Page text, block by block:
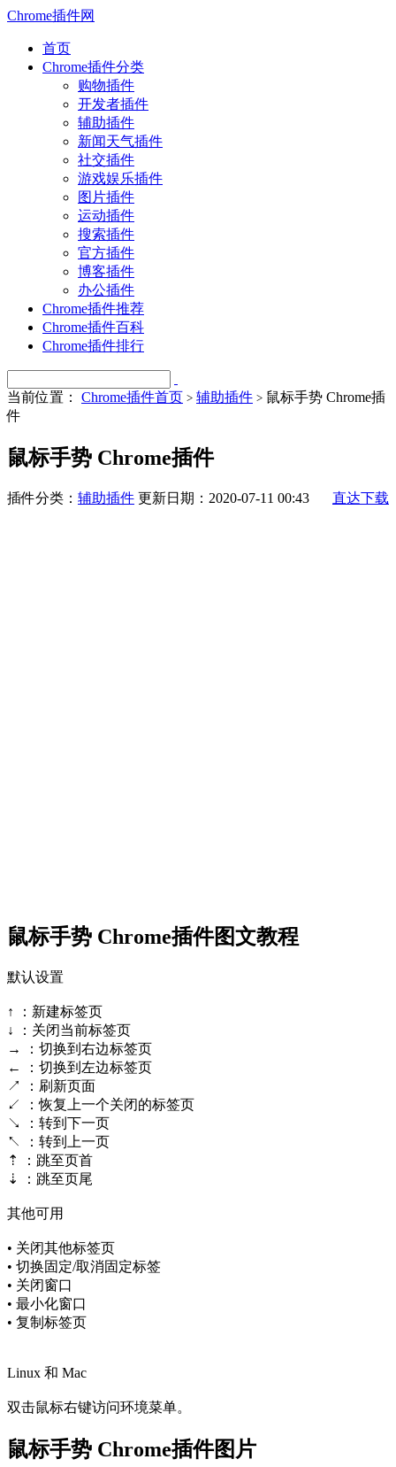
Chrome插件网
首页
Chrome插件分类
购物插件
开发者插件
辅助插件
新闻天气插件
社交插件
游戏娱乐插件
图片插件
运动插件
搜索插件
官方插件
博客插件
办公插件
Chrome插件推荐
Chrome插件百科
Chrome插件排行
当前位置： Chrome插件首页 > 辅助插件 > 鼠标手势 Chrome插
件
鼠标手势 Chrome插件
插件分类： 辅助插件 更新日期：2020-07-11 00:43 直达下载
鼠标手势 Chrome插件图文教程
默认设置
↑ ：新建标签页
↓ ：关闭当前标签页
→ ：切换到右边标签页
← ：切换到左边标签页
↗ ：刷新页面
↙ ：恢复上一个关闭的标签页
↘ ：转到下一页
↖ ：转到上一页
⇡ ：跳至页首
⇣ ：跳至页尾
其他可用
• 关闭其他标签页
• 切换固定/取消固定标签
• 关闭窗口
• 最小化窗口
• 复制标签页
Linux 和 Mac
双击鼠标右键访问环境菜单。
鼠标手势 Chrome插件图片